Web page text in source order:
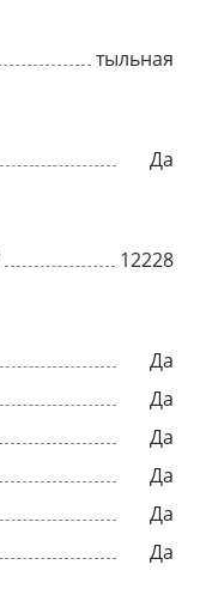
тыльная
Да
12228
Да
Да
Да
Да
Да
Да